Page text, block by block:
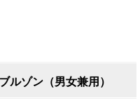
ルゾン（男女兼用）